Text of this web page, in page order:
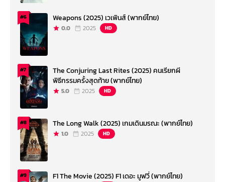
#6 Weapons (2025) เวเพินส์ (พากย์ไทย)
0.0 2025 HD
#7
The Conjuring Last Rites (2025) คนเรียกผี
พิธีกรรมครั้งสุดท้าย (พากย์ไทย)
5.0 2025 HD
#8 The Long Walk (2025) เกมเดินมรณะ (พากย์ไทย)
1.0 2025 HD
#9 F1 The Movie (2025) F1 เดอะ มูฟวี่ (พากย์ไทย)